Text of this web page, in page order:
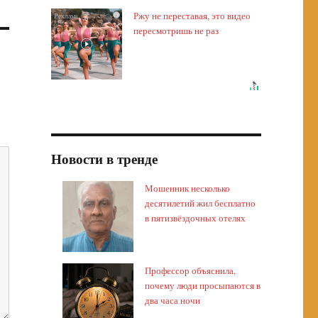
i
Ржу не переставая, это видео
пересмотришь не раз
Новости в тренде
Мошенник несколько
десятилетий жил бесплатно
в пятизвёздочных отелях
Профессор объяснила,
почему люди просыпаются в
два часа ночи